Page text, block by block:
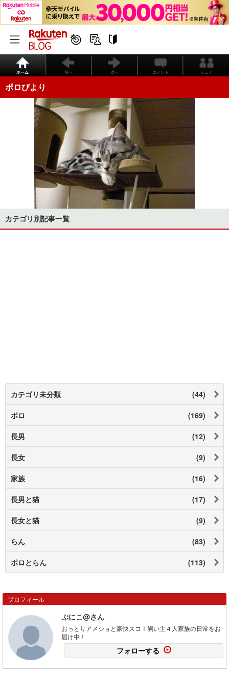
ホーム 前へ 次へ コメント シェア
ポロびより
カテゴリ別記事一覧
カテゴリ未分類 (44)
ポロ (169)
長男 (12)
長女 (9)
家族 (16)
長男と猫 (17)
長女と猫 (9)
らん (83)
ポロとらん (113)
プロフィール
ぷにこ@さん
おっとりアメショと豪快スコ！飼い主４人家族の日常をお
届け中！
フォローする